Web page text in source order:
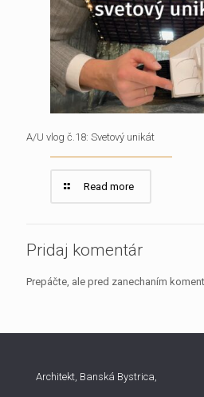
A/U vlog č.18: Svetový unikát
Read more
Pridaj komentár
Prepáčte, ale pred zanechaním
Architekt, Banská Bystrica,